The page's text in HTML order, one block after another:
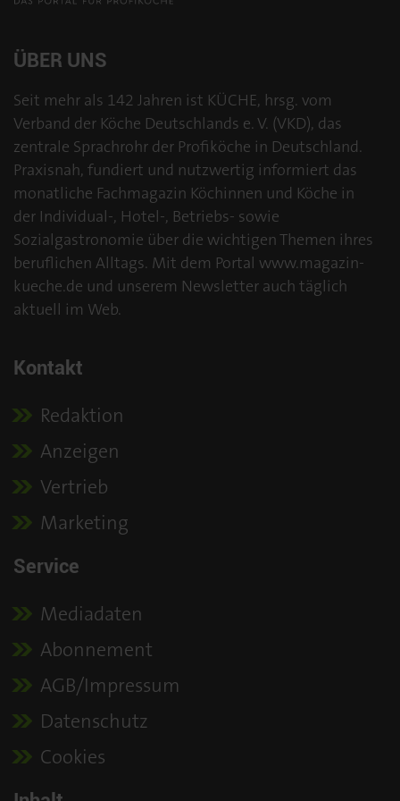
ÜBER UNS
Seit mehr als 142 Jahren ist KÜCHE, hrsg. vom
Verband der Köche Deutschlands e. V. (VKD), das
zentrale Sprachrohr der Profiköche in Deutschland.
Praxisnah, fundiert und nutzwertig informiert das
monatliche Fachmagazin Köchinnen und Köche in
der Individual-, Hotel-, Betriebs- sowie
Sozialgastronomie über die wichtigen Themen ihres
beruflichen Alltags. Mit dem Portal www.magazin-
kueche.de und unserem Newsletter auch täglich
aktuell im Web.
Kontakt
Redaktion
Anzeigen
Vertrieb
Marketing
Service
Mediadaten
Abonnement
AGB/Impressum
Datenschutz
Cookies